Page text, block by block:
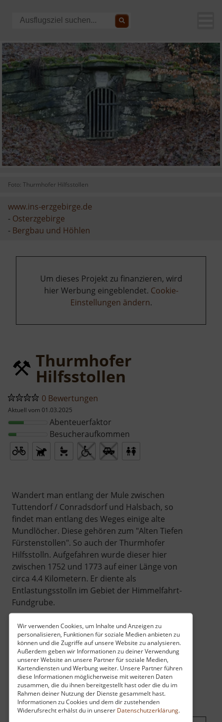
Wir verwenden Cookies, um Inhalte und Anzeigen zu
personalisieren, Funktionen für soziale Medien anbieten zu
können und die Zugriffe auf unsere Website zu analysieren.
Außerdem geben wir Informationen zu deiner Verwendung
unserer Website an unsere Partner für soziale Medien,
Kartendiensten und Werbung weiter. Unsere Partner führen
diese Informationen möglicherweise mit weiteren Daten
zusammen, die du ihnen bereitgestellt hast oder die du im
Rahmen deiner Nutzung der Dienste gesammelt hast.
Informationen zu Cookies und dem dir zustehenden
Widerufsrecht erhälst du in unserer Datenschutzerklärung.
Foto: Thurmhofer Hilfsstollen
www.ins-erzgebirge.de
- Osterzgebirge
- Bergbau und Höhlen
Um dieses Projekt zu finanzieren, wird
hier Werbung eingeblendet. Cookie-
Einstellungen ändern.
Thurmhofer
Hilfsstollen
0 Bewertungen
Aktuell vom 01.03.2025
Abenteuerfaktor
Besucheraufkommen
Wandert man entlang der Mule zwischen
Tuttendorf / Conradsdorf und Halsbach, so
findet man entlang des Weges einige alte
Mundlöcher. Diese gehören zum "Alten Tiefen
Fürstenstollen". So auch der Thurmhofer
Hilfsstolln. Aufgefahren wurde dieser hier
zwischen 1752 und 1773 auf einer Länge von
circa 4.4 Kilometern. Er diente als
Entlastungsstolln im Gebiet der Himmelfahrt-
Fundgrube.